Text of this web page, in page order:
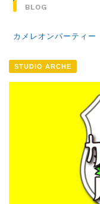
BLOG
カメレオンパーティー
STUDIO ARCHE